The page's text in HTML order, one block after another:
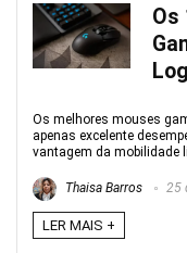
Os
Os melhores mouses
apenas excelente
vantagem da mobilidade
Thaisa Barros 25
LER MAIS +